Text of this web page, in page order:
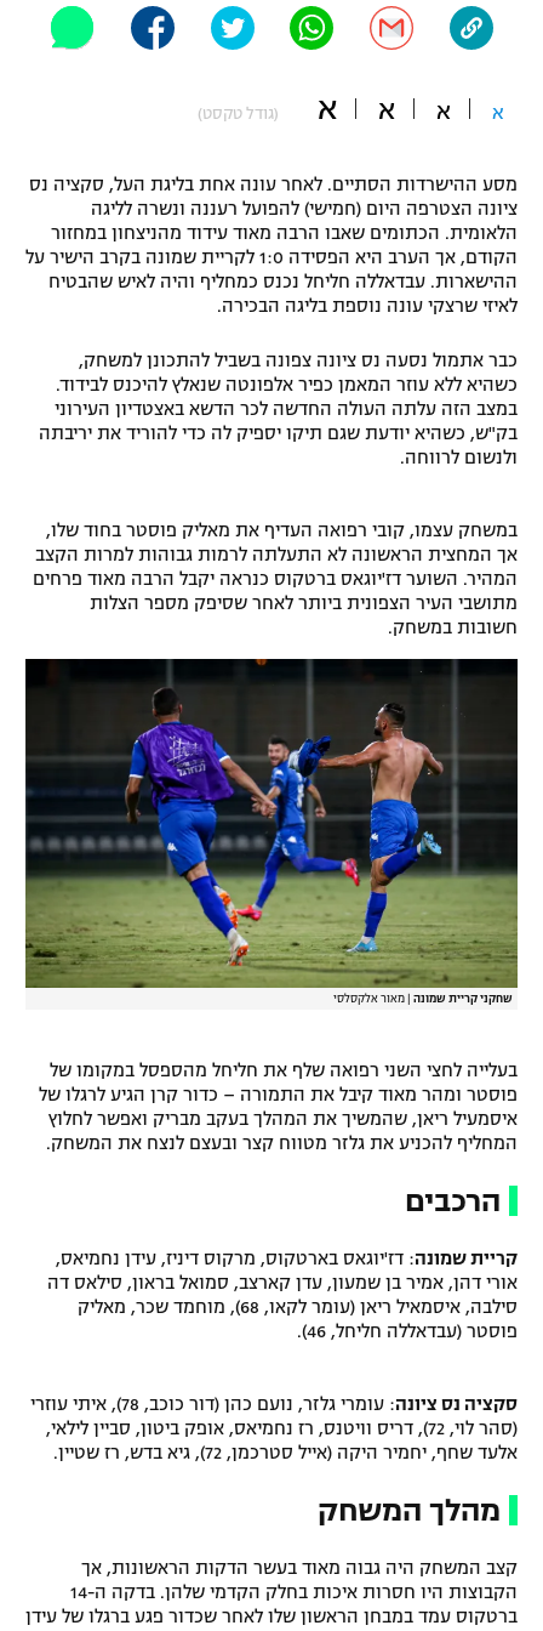
"מחצית בשכונה" – פודקאסט
משתתפים וזוכים בפרסים
תקנון משתתפים וזוכים בפרסים
תקנון עבור פעילות אלקטרה
תקנון עבור פעילות ספורט 1 – "מרלן"
טניס
גיימינג E-Sports
תנאי שימוש
מדיניות פרטיות
רשיון להקרנה פומבית לבית עסק
הצטרפות לחבילת הערוצים
אופניים
ספורט מוטורי
פוטבול אמריקאי NFL
בייסבול MLB
אומנויות לחימה
גיימינג E-Sports
א א א א (גודל טקסט)
מסע ההישרדות הסתיים. לאחר עונה אחת בליגת העל, סקציה נס
ציונה הצטרפה היום (חמישי) להפועל רעננה ונשרה לליגה
הלאומית. הכתומים שאבו הרבה מאוד עידוד מהניצחון במחזור
הקודם, אך הערב היא הפסידה 1:0 לקריית שמונה בקרב הישיר על
ההישארות. עבדאללה חליחל נכנס כמחליף והיה לאיש שהבטיח
לאיזי שרצקי עונה נוספת בליגה הבכירה.
כבר אתמול נסעה נס ציונה צפונה בשביל להתכונן למשחק,
כשהיא ללא עוזר המאמן כפיר אלפונטה שנאלץ להיכנס לבידוד.
במצב הזה עלתה העולה החדשה לכר הדשא באצטדיון העירוני
בק"ש, כשהיא יודעת שגם תיקו יספיק לה כדי להוריד את יריבתה
ולנשום לרווחה.
במשחק עצמו, קובי רפואה העדיף את מאליק פוסטר בחוד שלו,
אך המחצית הראשונה לא התעלתה לרמות גבוהות למרות הקצב
המהיר. השוער דז'יוגאס ברטקוס כנראה יקבל הרבה מאוד פרחים
מתושבי העיר הצפונית ביותר לאחר שסיפק מספר הצלות
חשובות במשחק.
שחקני קריית שמונה מאור אלקסלסי
בעלייה לחצי השני רפואה שלף את חליחל מהספסל במקומו של
פוסטר ומהר מאוד קיבל את התמורה – כדור קרן הגיע לרגלו של
איסמעיל ריאן, שהמשיך את המהלך בעקב מבריק ואפשר לחלוץ
המחליף להכניע את גלזר מטווח קצר ובעצם לנצח את המשחק.
הרכבים
קריית שמונה: דז'יוגאס בארטקוס, מרקוס דיניז, עידן נחמיאס,
אורי דהן, אמיר בן שמעון, עדן קארצב, סמואל בראון, סילאס דה
סילבה, איסמאיל ריאן (עומר לקאו, 68), מוחמד שכר, מאליק
פוסטר (עבדאללה חליחל, 46).
סקציה נס ציונה
: עומרי גלזר, נועם כהן (דור כוכב, 78), איתי עוזרי
(סהר לוי, 72), דריס וויטנס, רז נחמיאס, אופק ביטון, סביין לילאי,
אלעד שחף, יחמיר היקה (אייל סטרכמן, 72), גיא בדש, רז שטיין.
מהלך המשחק
קצב המשחק היה גבוה מאוד בעשר הדקות הראשונות, אך
הקבוצות היו חסרות איכות בחלק הקדמי שלהן. בדקה ה-14
ברטקוס עמד במבחן הראשון שלו לאחר שכדור פגע ברגלו של עידן